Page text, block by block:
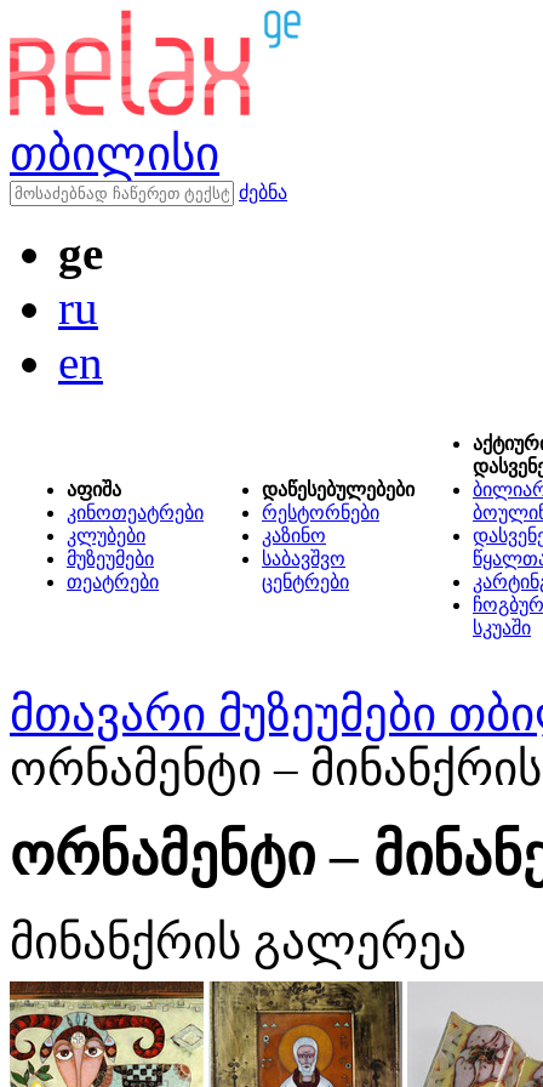
თბილისი
ძებნა
ge
ru
en
აფიშა
კინოთეატრები
კლუბები
მუზეუმები
თეატრები
დაწესებულებები
რესტორნები
კაზინო
საბავშვო
ცენტრები
სკუაში
მთავარი მუზეუმები
ორნამენტი –
ორნამენტი –
მინანქრის გალერეა